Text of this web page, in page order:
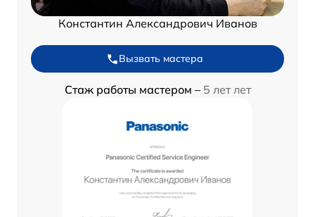
Константин Александрович Иванов
Вызвать мастера
Стаж работы мастером – 5 лет лет